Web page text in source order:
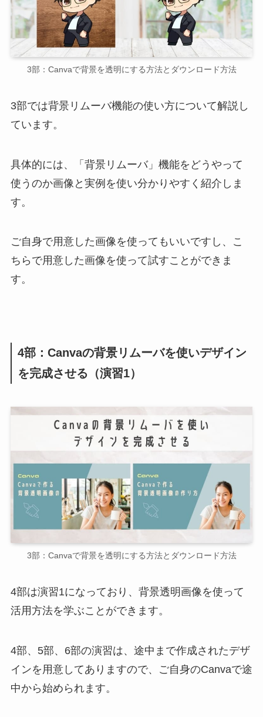
3部：Canvaで背景を透明にする方法とダウンロード方法
3部では背景リムーバ機能の使い方について解説し
ています。
具体的には、「背景リムーバ」機能をどうやって
使うのか画像と実例を使い分かりやすく紹介しま
す。
ご自身で用意した画像を使ってもいいですし、こ
ちらで用意した画像を使って試すことができま
す。
4部：Canvaの背景リムーバを使いデザイン
を完成させる（演習1）
3部：Canvaで背景を透明にする方法とダウンロード方法
4部は演習1になっており、背景透明画像を使って
活用方法を学ぶことができます。
4部、5部、6部の演習は、途中まで作成されたデザ
インを用意してありますので、ご自身のCanvaで途
中から始められます。